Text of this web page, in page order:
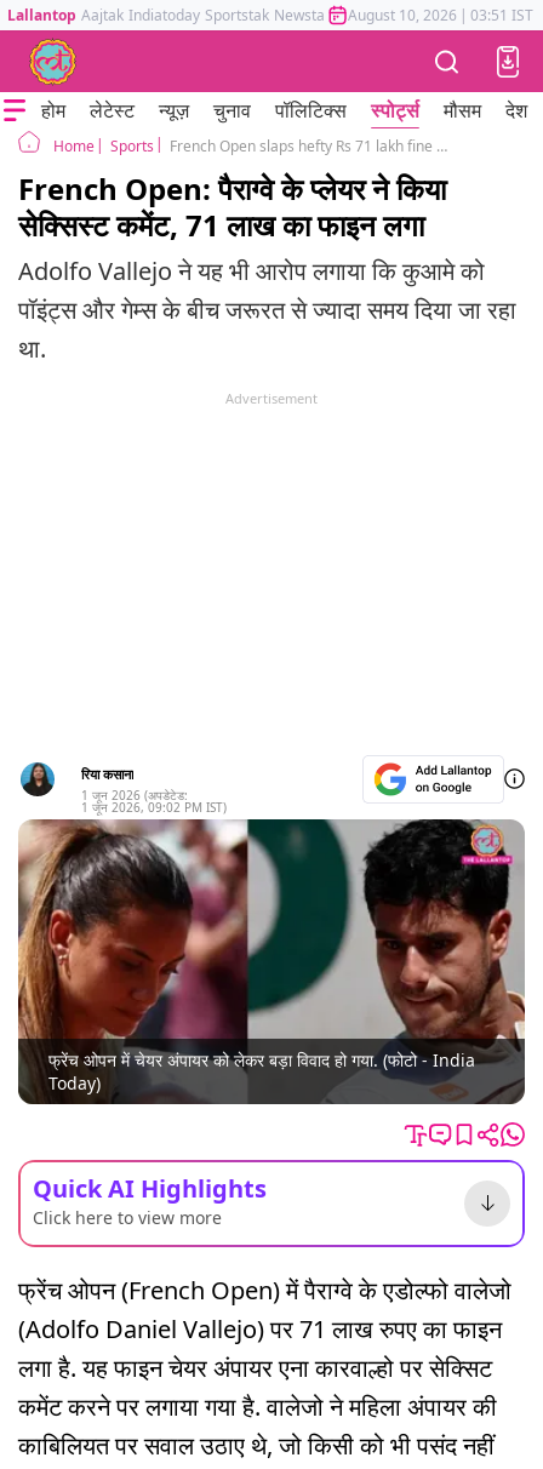
Lallantop Aajtak Indiatoday Sportstak Newstak Mumbai Tak Astrotak
August 10, 2026 | 03:51 IST
होम लेटेस्ट न्यूज़ चुनाव पॉलिटिक्स स्पोर्ट्स मौसम देश
Home Sports French Open slaps hefty Rs 71 lakh fine on player for sexist remark on referee
French Open: पैराग्वे के प्लेयर ने किया
सेक्सिस्ट कमेंट, 71 लाख का फाइन लगा
Adolfo Vallejo ने यह भी आरोप लगाया कि कुआमे को
पॉइंट्स और गेम्स के बीच जरूरत से ज्यादा समय दिया जा रहा
था.
Advertisement
रिया कसाना
1 जून 2026 (अपडेटेड:
1 जून 2026, 09:02 PM IST)
फ्रेंच ओपन में चेयर अंपायर को लेकर बड़ा विवाद हो गया. (फोटो - India
Today)
Quick AI Highlights
Click here to view more
फ्रेंच ओपन (French Open) में पैराग्वे के एडोल्फो वालेजो
(Adolfo Daniel Vallejo) पर 71 लाख रुपए का फाइन
लगा है. यह फाइन चेयर अंपायर एना कारवाल्हो पर सेक्सिट
कमेंट करने पर लगाया गया है. वालेजो ने महिला अंपायर की
काबिलियत पर सवाल उठाए थे, जो किसी को भी पसंद नहीं